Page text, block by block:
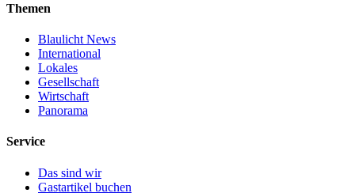
Themen
Blaulicht News
International
Lokales
Gesellschaft
Wirtschaft
Panorama
Service
Das sind wir
Gastartikel buchen